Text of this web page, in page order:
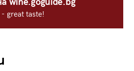
great taste!